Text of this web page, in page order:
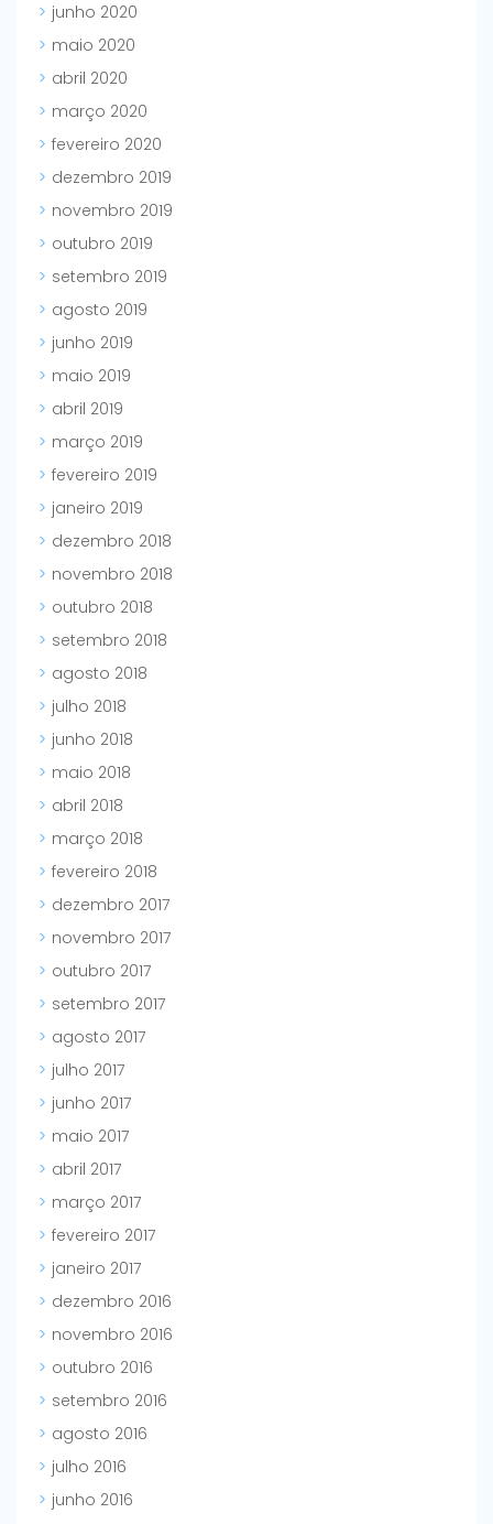
junho 2020
maio 2020
abril 2020
março 2020
fevereiro 2020
dezembro 2019
novembro 2019
outubro 2019
setembro 2019
agosto 2019
junho 2019
maio 2019
abril 2019
março 2019
fevereiro 2019
janeiro 2019
dezembro 2018
novembro 2018
outubro 2018
setembro 2018
agosto 2018
julho 2018
junho 2018
maio 2018
abril 2018
março 2018
fevereiro 2018
dezembro 2017
novembro 2017
outubro 2017
setembro 2017
agosto 2017
julho 2017
junho 2017
maio 2017
abril 2017
março 2017
fevereiro 2017
janeiro 2017
dezembro 2016
novembro 2016
outubro 2016
setembro 2016
agosto 2016
julho 2016
junho 2016